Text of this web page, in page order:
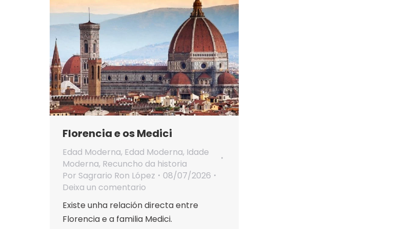
Florencia e os Medici
Edad Moderna, Edad Moderna, Idade
Moderna, Recuncho da historia
Por Sagrario Ron López
08/07/2026
Deixa un comentario
Existe unha relación directa entre
Florencia e a familia Medici.